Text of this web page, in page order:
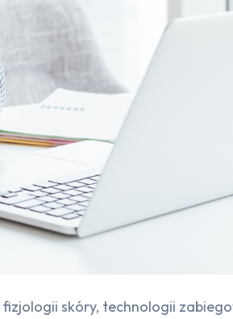
skóry, technologii